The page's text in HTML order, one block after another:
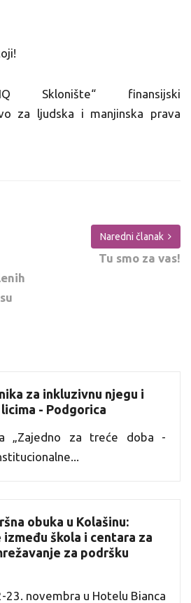
Sklonište“ finansijski
za ljudska i manjinska prava
Naredni članak
Tu smo za vas!
za inkluzivnu njegu i
- Podgorica
„Zajedno za treće doba -
obuka u Kolašinu:
između škola i centara za
za podršku
23. novembra u Hotelu Bianca